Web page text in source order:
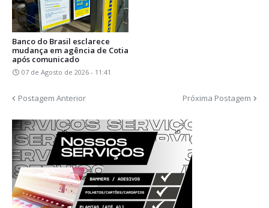
Banco do Brasil esclarece
mudança em agência de Cotia
após comunicado
07 de Agosto de 2026 - 11:41
Postagem Anterior Próxima Postagem